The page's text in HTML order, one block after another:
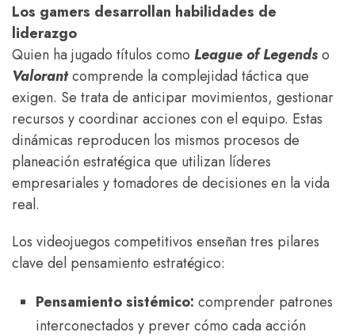
Los gamers desarrollan habilidades de
liderazgo
Quien ha jugado títulos como League of Legendso
Valorantcomprende la complejidad táctica que
exigen. Se trata de anticipar movimientos, gestionar
recursos y coordinar acciones con el equipo. Estas
dinámicas reproducen los mismos procesos de
planeación estratégica que utilizan líderes
empresariales y tomadores de decisiones en la vida
real.
Los videojuegos competitivos enseñan tres pilares
clave del pensamiento estratégico:
Pensamiento sistémico: comprender patrones
interconectados y prever cómo cada acción